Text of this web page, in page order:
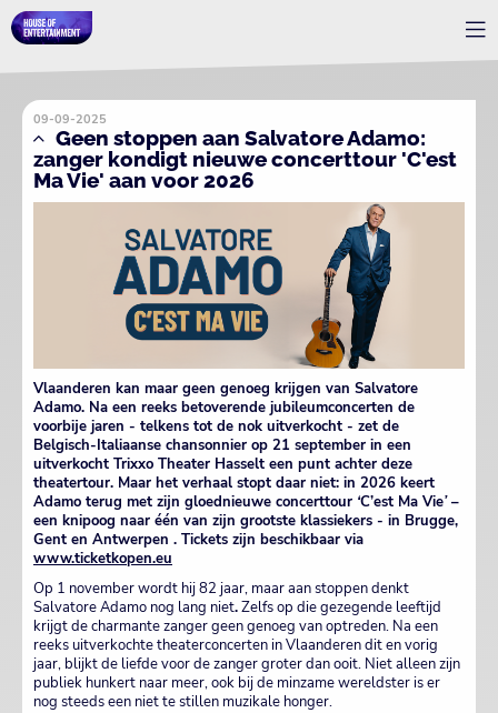
09-09-2025
Geen stoppen aan Salvatore Adamo:
zanger kondigt nieuwe concerttour 'C'est
Ma Vie' aan voor 2026
Vlaanderen kan maar geen genoeg krijgen van Salvatore
Adamo. Na een reeks betoverende jubileumconcerten de
voorbije jaren - telkens tot de nok uitverkocht - zet de
Belgisch-Italiaanse chansonnier op 21 september in een
uitverkocht Trixxo Theater Hasselt een punt achter deze
theatertour. Maar het verhaal stopt daar niet: in 2026 keert
Adamo terug met zijn gloednieuwe concerttour ‘C’est Ma Vie’–
een knipoog naar één van zijn grootste klassiekers - in Brugge,
Gent en Antwerpen . Tickets zijn beschikbaar via
www.ticketkopen.eu
Op 1 november wordt hij 82 jaar, maar aan stoppen denkt
Salvatore Adamo nog lang niet.Zelfs op die gezegende leeftijd
krijgt de charmante zanger geen genoeg van optreden. Na een
reeks uitverkochte theaterconcerten in Vlaanderen dit en vorig
jaar, blijkt de liefde voor de zanger groter dan ooit. Niet alleen zijn
publiek hunkert naar meer, ook bij de minzame wereldster is er
nog steeds een niet te stillen muzikale honger.